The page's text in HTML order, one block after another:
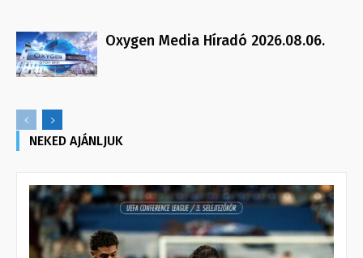
Oxygen Media Híradó 2026.08.06.
NEKED AJÁNLJUK